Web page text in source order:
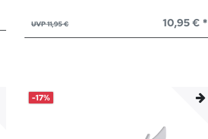
UVP 11,95 € 10,95 € *
-17%